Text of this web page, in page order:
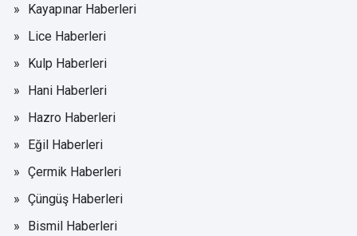
Kayapınar Haberleri
Lice Haberleri
Kulp Haberleri
Hani Haberleri
Hazro Haberleri
Eğil Haberleri
Çermik Haberleri
Çüngüş Haberleri
Bismil Haberleri